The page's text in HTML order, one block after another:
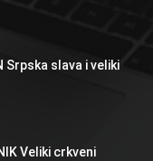
Srpska slava i veliki
Veliki crkveni